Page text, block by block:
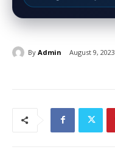
By Admin August 9, 2023